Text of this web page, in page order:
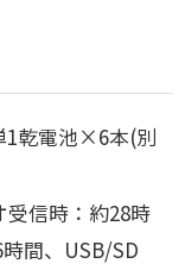
1乾電池×6本(別
信時：約28時
間、USB/SD